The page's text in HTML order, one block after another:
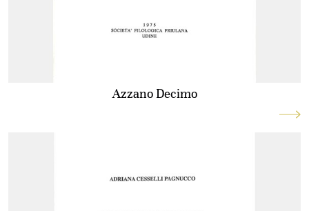
Azzano Decimo